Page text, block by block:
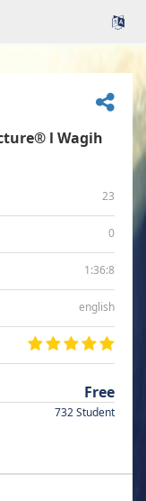
l Wagih
23
0
1:36:8
english
Free
732 Student